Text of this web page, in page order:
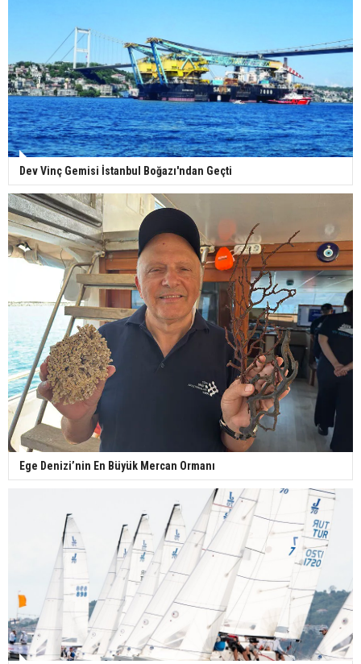
Dev Vinç Gemisi İstanbul Boğazı'ndan Geçti
Ege Denizi’nin En Büyük Mercan Ormanı